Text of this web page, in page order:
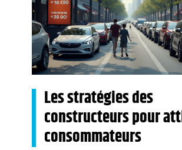
Les stratégies des
constructeurs pour
consommateurs